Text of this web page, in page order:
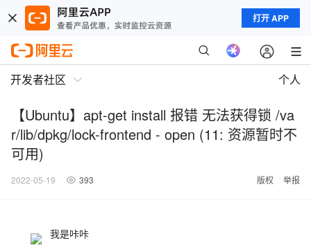
打开 APP
开发者社区 个人
【Ubuntu】apt-get install 报错 无法获得锁 /va
r/lib/dpkg/lock-frontend - open (11: 资源暂时不
可用)
2022-05-19 393 版权 举报
我是咔咔